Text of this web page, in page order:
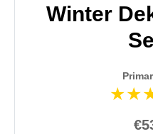
Winter